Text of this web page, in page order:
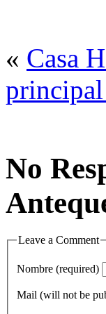
« Casa
No
Leave a Comment
Nombre (required)
Mail (will not be